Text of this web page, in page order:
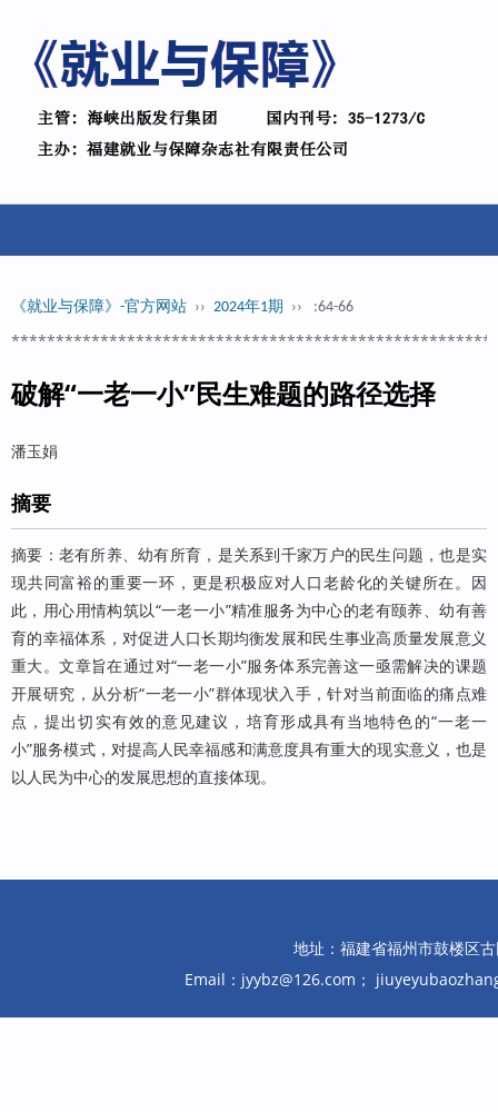
《就业与保障》-官方网站 ›› 2024年1期 ›› :64-66
破解“一老一小”民生难题的路径选择
潘玉娟
摘要
摘要：老有所养、幼有所育，是关系到千家万户的民生问题，也是实
现共同富裕的重要一环，更是积极应对人口老龄化的关键所在。因
此，用心用情构筑以“一老一小”精准服务为中心的老有颐养、幼有善
育的幸福体系，对促进人口长期均衡发展和民生事业高质量发展意义
重大。文章旨在通过对“一老一小”服务体系完善这一亟需解决的课题
开展研究，从分析“一老一小”群体现状入手，针对当前面临的痛点难
点，提出切实有效的意见建议，培育形成具有当地特色的“一老一
小”服务模式，对提高人民幸福感和满意度具有重大的现实意义，也是
以人民为中心的发展思想的直接体现。
地址：福建省福州市鼓楼区
Email：jyybz@126.com；